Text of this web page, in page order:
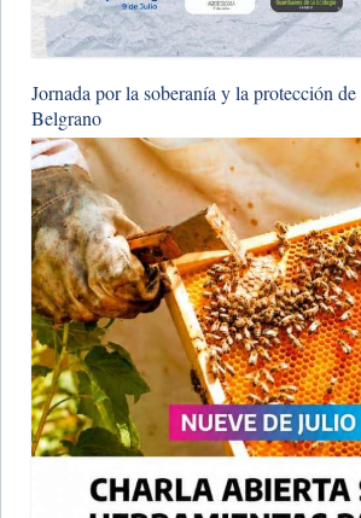
Jornada por la soberanía y la protección
Belgrano